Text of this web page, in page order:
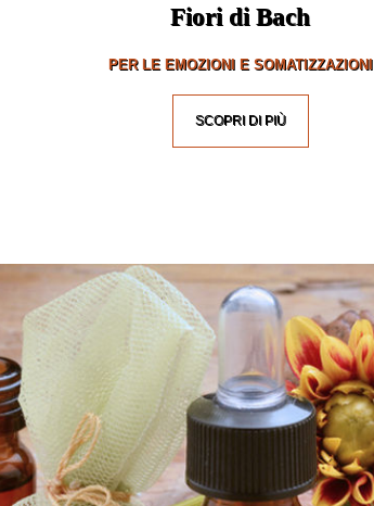
Fiori di Bach
PER LE EMOZIONI E SOMATIZZAZIONI
SCOPRI DI PIÙ